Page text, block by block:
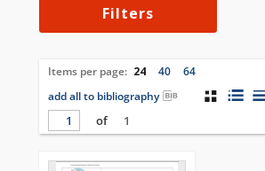
Filters
Items per page: 24 40
64
add all to bibliography
of
1